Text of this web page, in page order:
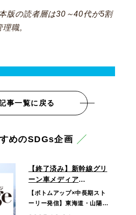
版の読者層は30～40代が5割
職。
事一覧に戻る
めのSDGs企画
【終了済み】新幹線グリ
ーン車メディア
『Wedge』産案オリジナ
ル企画
【ボトムアップ×中長期スト
ーリー発信】東海道・山陽新